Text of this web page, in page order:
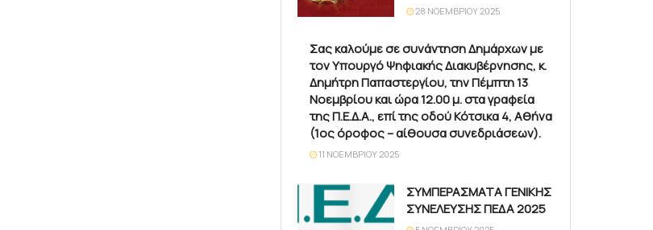
28 ΝΟΕΜΒΡΊΟΥ 2025
Σας καλούμε σε συνάντηση Δημάρχων με
τον Υπουργό Ψηφιακής Διακυβέρνησης, κ.
Δημήτρη Παπαστεργίου, την Πέμπτη 13
Νοεμβρίου και ώρα 12.00 μ. στα γραφεία
της Π.Ε.Δ.Α., επί της οδού Κότσικα 4, Αθήνα
(1ος όροφος – αίθουσα συνεδριάσεων).
11 ΝΟΕΜΒΡΊΟΥ 2025
ΣΥΜΠΕΡΑΣΜΑΤΑ ΓΕΝΙΚΗΣ
ΣΥΝΕΛΕΥΣΗΣ ΠΕΔΑ 2025